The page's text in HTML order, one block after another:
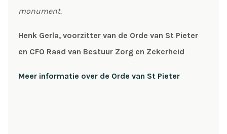
monument.
Henk Gerla, voorzitter van de Orde van St Pieter
en CFO Raad van Bestuur Zorg en Zekerheid
Meer informatie over de Orde van St Pieter